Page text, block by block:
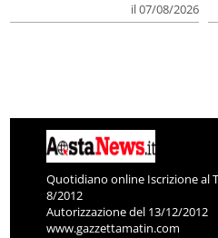
il 07/08/2026
Quotidiano online Iscrizione al
8/2012
Autorizzazione del 13/12/2012
www.gazzettamatin.com